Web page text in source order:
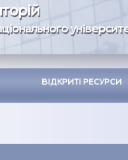
ВІДКРИТІ РЕСУРСИ